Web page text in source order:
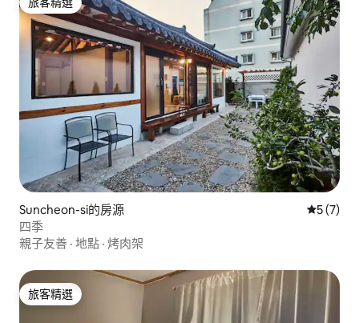
旅客精選
Suncheon-si的房源 從 7 則評
5 (7)
四季
親子友善 · 地點 · 烤肉架
旅客精選
旅客精選